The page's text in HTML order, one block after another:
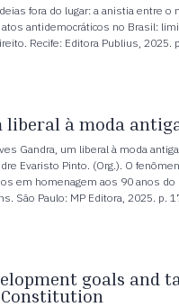
fora do lugar: a anistia entre o
antidemocráticos no Brasil:
Recife: Editora Publius, 2025.
liberal à moda
Gandra, um liberal à moda
Evaristo Pinto. (Org.). O
em homenagem aos 90 anos do
São Paulo: MP Editora, 2025. p.
goals and